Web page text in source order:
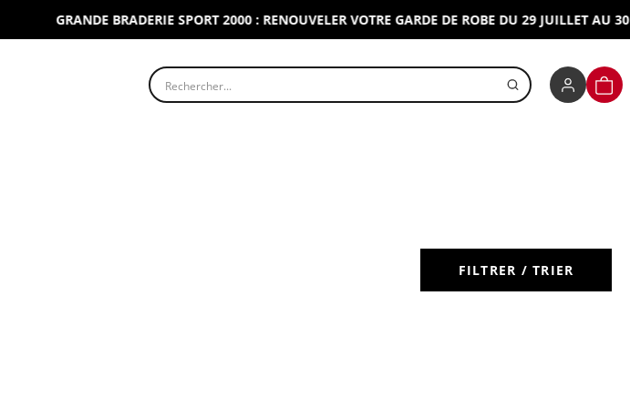
GRANDE BRADERIE SPORT 2000 : RENOUVELER VOTRE GARDE DE ROBE DU 29 JUILLET AU 30
Rechercher un produit
FILTRER / TRIER